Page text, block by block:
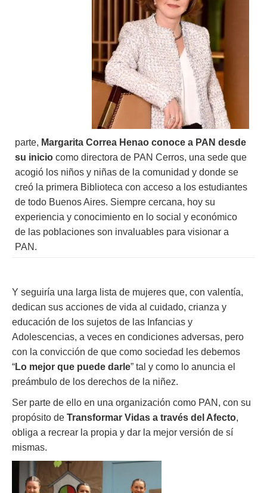
parte, Margarita Correa Henao conoce a PAN desde
su inicio como directora de PAN Cerros, una sede que
acogió los niños y niñas de la comunidad y donde se
creó la primera Biblioteca con acceso a los estudiantes
de todo Buenos Aires. Siempre cercana, hoy su
experiencia y conocimiento en lo social y económico
de las poblaciones son invaluables para visionar a
PAN.
Y seguiría una larga lista de mujeres que, con valentía,
dedican sus acciones de vida al cuidado, crianza y
educación de los sujetos de las Infancias y
Adolescencias, a veces en condiciones adversas, pero
con la convicción de que como sociedad les debemos
“Lo mejor que puede darle” tal y como lo anuncia el
preámbulo de los derechos de la niñez.
Ser parte de ello en una organización como PAN, con su
propósito de Transformar Vidas a través del Afecto,
obliga a recrear la propia y dar la mejor versión de sí
mismas.